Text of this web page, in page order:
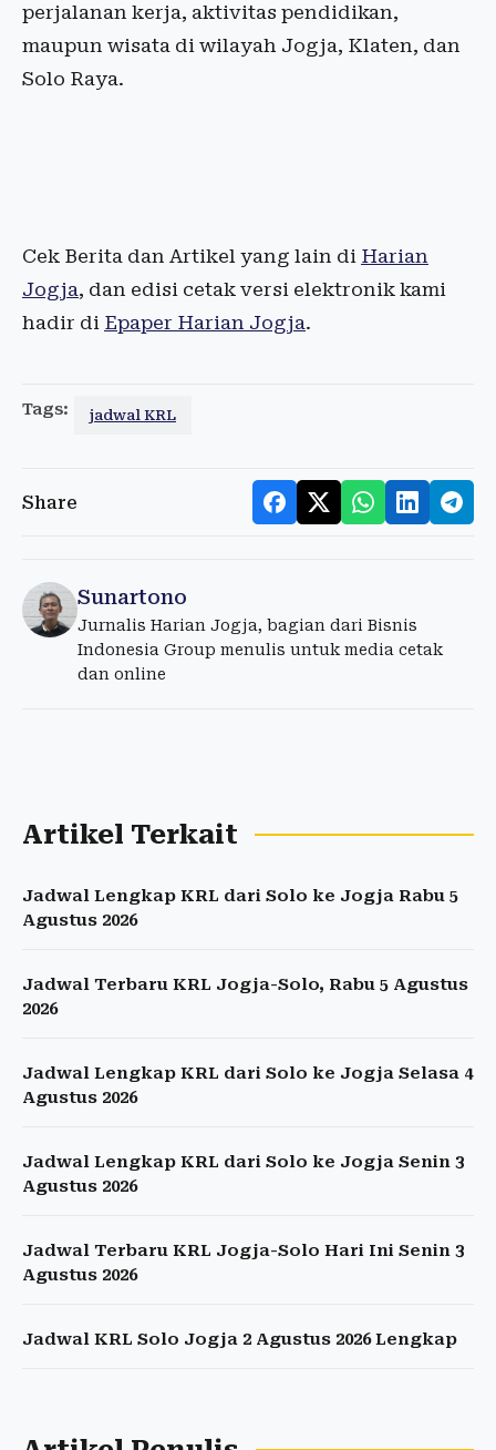
perjalanan kerja, aktivitas pendidikan,
maupun wisata di wilayah Jogja, Klaten, dan
Solo Raya.
Cek Berita dan Artikel yang lain di Harian
Jogja, dan edisi cetak versi elektronik kami
hadir di Epaper Harian Jogja.
Tags: jadwal KRL
Share
Sunartono
Jurnalis Harian Jogja, bagian dari Bisnis
Indonesia Group menulis untuk media cetak
dan online
Artikel Terkait
Jadwal Lengkap KRL dari Solo ke Jogja Rabu 5
Agustus 2026
Jadwal Terbaru KRL Jogja-Solo, Rabu 5 Agustus
2026
Jadwal Lengkap KRL dari Solo ke Jogja Selasa 4
Agustus 2026
Jadwal Lengkap KRL dari Solo ke Jogja Senin 3
Agustus 2026
Jadwal Terbaru KRL Jogja-Solo Hari Ini Senin 3
Agustus 2026
Jadwal KRL Solo Jogja 2 Agustus 2026 Lengkap